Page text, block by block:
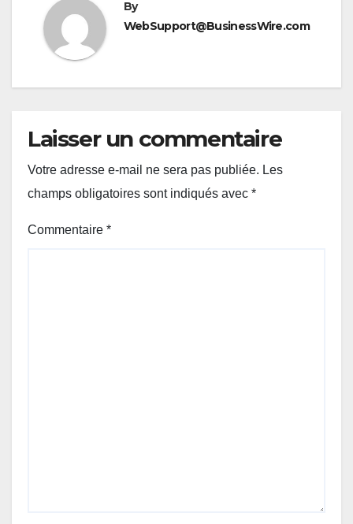
By
WebSupport@BusinessWire.com
Laisser un commentaire
Votre adresse e-mail ne sera pas publiée. Les
champs obligatoires sont indiqués avec *
Commentaire *